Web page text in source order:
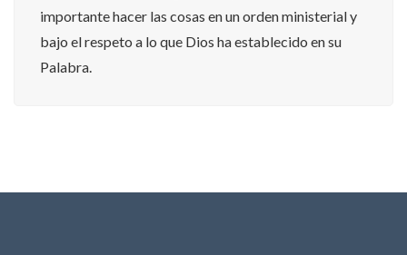
importante hacer las cosas en un orden ministerial y
bajo el respeto a lo que Dios ha establecido en su
Palabra.